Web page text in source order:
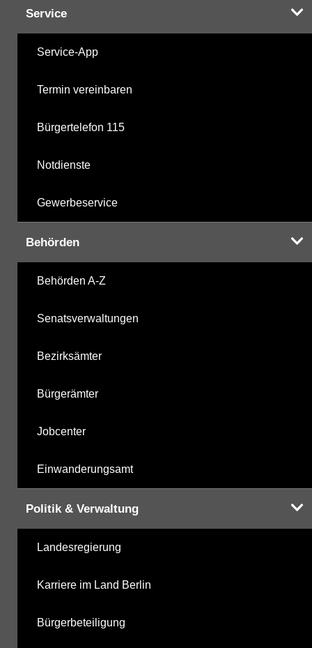
Service
Service-App
Termin vereinbaren
Bürgertelefon 115
Notdienste
Gewerbeservice
Behörden
Behörden A-Z
Senatsverwaltungen
Bezirksämter
Bürgerämter
Jobcenter
Einwanderungsamt
Politik & Verwaltung
Landesregierung
Karriere im Land Berlin
Bürgerbeteiligung